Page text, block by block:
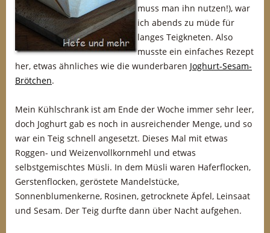
muss man ihn nutzen!), war
ich abends zu müde für
langes Teigkneten. Also
musste ein einfaches Rezept
her, etwas ähnliches wie die wunderbaren Joghurt-Sesam-
Brötchen.
Mein Kühlschrank ist am Ende der Woche immer sehr leer,
doch Joghurt gab es noch in ausreichender Menge, und so
war ein Teig schnell angesetzt. Dieses Mal mit etwas
Roggen- und Weizenvollkornmehl und etwas
selbstgemischtes Müsli. In dem Müsli waren Haferflocken,
Gerstenflocken, geröstete Mandelstücke,
Sonnenblumenkerne, Rosinen, getrocknete Äpfel, Leinsaat
und Sesam. Der Teig durfte dann über Nacht aufgehen.